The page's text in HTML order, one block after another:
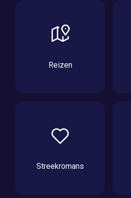
Reizen
Streekromans